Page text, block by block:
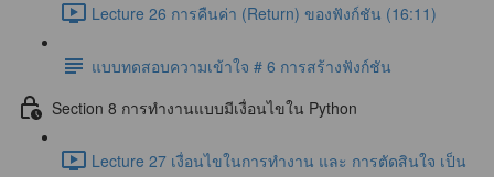
Lecture 26 การคืนค่า (Return) ของฟังก์ชัน (16:11)
แบบทดสอบความเข้าใจ # 6 การสร้างฟังก์ชัน
Section 8 การทำงานแบบมีเงื่อนไขใน Python
Lecture 27 เงื่อนไขในการทำงาน และ การตัดสินใจ เป็น